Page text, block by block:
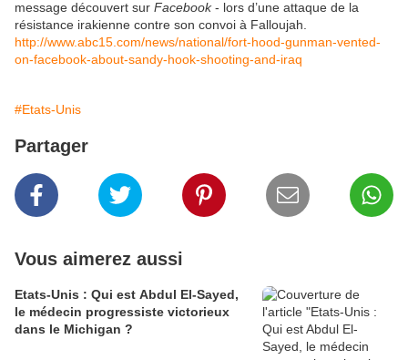
message découvert sur Facebook- lors d’une attaque de la
résistance irakienne contre son convoi à Falloujah.
http://www.abc15.com/news/national/fort-hood-gunman-vented-
on-facebook-about-sandy-hook-shooting-and-iraq
#Etats-Unis
Partager
Vous aimerez aussi
Etats-Unis : Qui est Abdul El-Sayed,
le médecin progressiste victorieux
dans le Michigan ?